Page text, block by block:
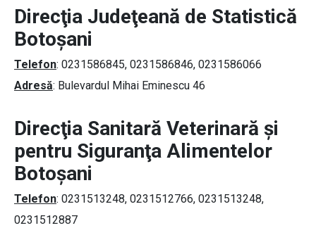
Direcţia Judeţeană de Statistică
Botoşani
Telefon: 0231586845, 0231586846, 0231586066
Adresă: Bulevardul Mihai Eminescu 46
Direcţia Sanitară Veterinară şi
pentru Siguranţa Alimentelor
Botoşani
Telefon: 0231513248, 0231512766, 0231513248,
0231512887